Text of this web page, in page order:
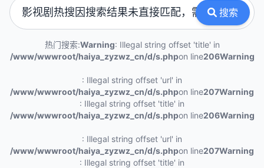
搜索
热门搜索:Warning: Illegal string offset 'title' in
/www/wwwroot/haiya_zyzwz_cn/d/s.phpon line206Warning
: Illegal string offset 'url' in
/www/wwwroot/haiya_zyzwz_cn/d/s.phpon line207Warning
: Illegal string offset 'title' in
/www/wwwroot/haiya_zyzwz_cn/d/s.phpon line206Warning
: Illegal string offset 'url' in
/www/wwwroot/haiya_zyzwz_cn/d/s.phpon line207Warning
: Illegal string offset 'title' in